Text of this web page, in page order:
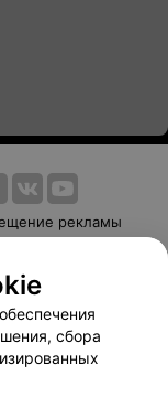
рекламы
оплаты
сбора